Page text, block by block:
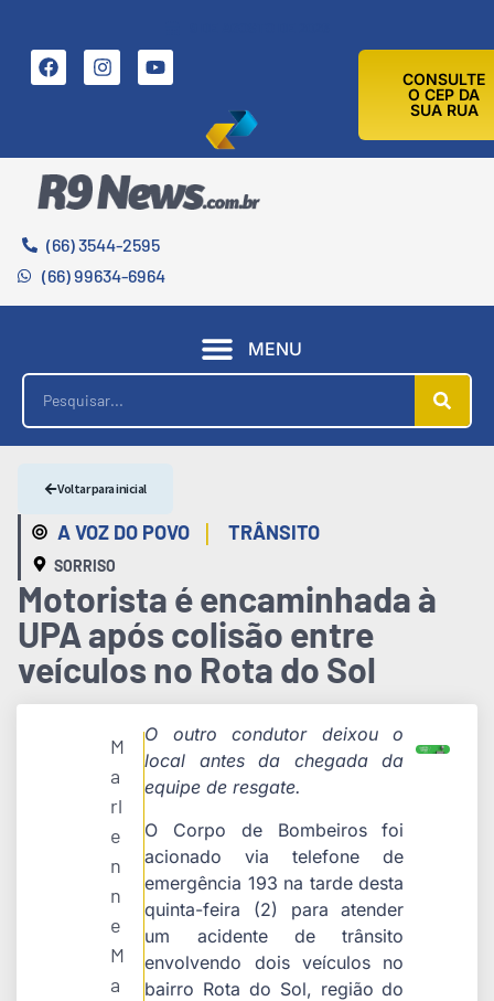
CONSULTE
O CEP DA
SUA RUA
(66) 3544-2595
(66) 99634-6964
MENU
A VOZ DO POVO | TRÂNSITO
SORRISO
Voltar para inicial
Motorista é encaminhada à
UPA após colisão entre
veículos no Rota do Sol
M
a
rl
e
n
n
e
M
a
O outro condutor deixou o
local antes da chegada da
equipe de resgate.
O Corpo de Bombeiros foi
acionado via telefone de
emergência 193 na tarde desta
quinta-feira (2) para atender
um acidente de trânsito
envolvendo dois veículos no
bairro Rota do Sol, região do